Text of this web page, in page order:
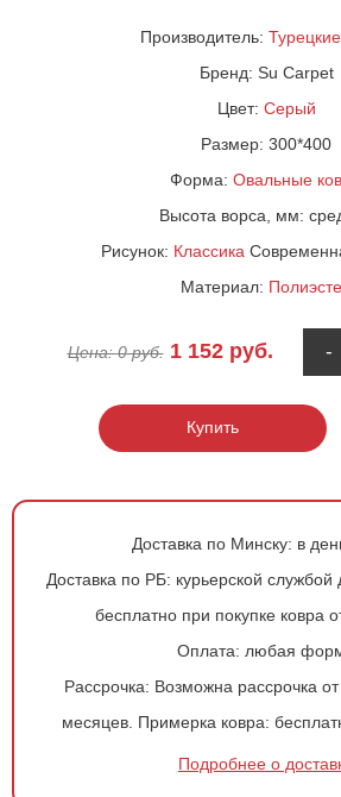
Производитель:
Бренд: Su Carpet
Цвет: Серый
Размер: 300*400
Форма: Овальные
Высота ворса, мм:
Рисунок: Классика
Материал:
Цена:0руб. 1 152руб. -
Купить
Доставка по Минску: в
Доставка по РБ: курьерской службой
бесплатно при покупке ковра
Оплата: любая
Рассрочка: Возможна рассрочка
месяцев. Примерка ковра:
Подробнее о
Оформить